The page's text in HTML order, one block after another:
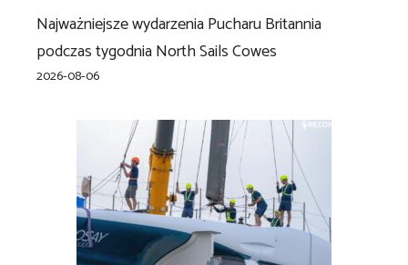
Najważniejsze wydarzenia Pucharu Britannia
podczas tygodnia North Sails Cowes
2026-08-06